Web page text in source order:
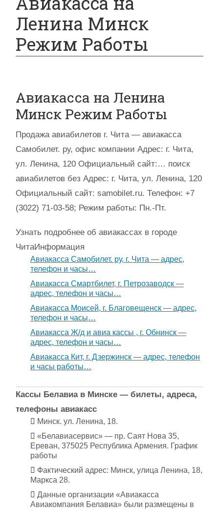
Ленина Минск
Режим Работы
Авиакасса на Ленина
Минск Режим Работы
Продажа авиабилетов г. Чита — авиакасса
Самобилет. ру, офис компании Адрес: г. Чита,
ул. Ленина, 120 Официальный сайт:… поиск
авиабилетов без Адрес: г. Чита, ул. Ленина, 120
Официальный сайт: samobilet.ru. Телефон: +7
(3022) 71-03-58; Режим работы: Пн.-Пт.
Узнать подробнее об авиакассах в городе
ЧитаИнформация
Авиакасса Самобилет. ру, г. Чита — адрес,
телефон и часы…
Авиакасса Смартбилет, г. Петрозаводск —
адрес, телефон и часы…
Авиакасса Моисей, г. Благовещенск — адрес,
телефон и часы…
Авиакасса Ж/д и авиа кассы , г. Обнинск —
адрес, телефон и часы…
Авиакасса Кит, г. Дзержинск — адрес, телефон
и часы работы…
Кассы Белавиа в Минске — билеты, адреса,
телефоны авиакасс
Минск. ул. Ленина, 18.
«Белавиасервис» — пр. Саят Нова 35,
Ереван, 375025 Республика Армения. График
работы
Фактический адрес: Минск, улица Ленина, 18,
Маркса 28.
Данные организации «Авиакасса
Авиакомпания Белавиа» были размещены в